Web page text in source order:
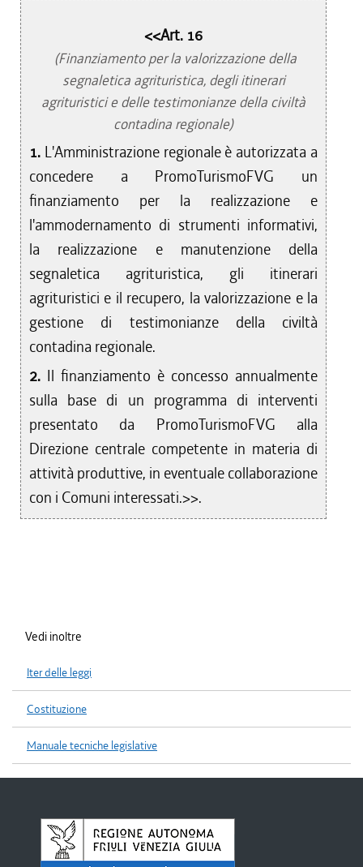
<<Art. 16
(Finanziamento per la valorizzazione della
segnaletica agrituristica, degli itinerari
agrituristici e delle testimonianze della civiltà
contadina regionale)
1. L'Amministrazione regionale è autorizzata a
concedere a PromoTurismoFVG un
finanziamento per la realizzazione e
l'ammodernamento di strumenti informativi,
la realizzazione e manutenzione della
segnaletica agrituristica, gli itinerari
agrituristici e il recupero, la valorizzazione e la
gestione di testimonianze della civiltà
contadina regionale.
2. Il finanziamento è concesso annualmente
sulla base di un programma di interventi
presentato da PromoTurismoFVG alla
Direzione centrale competente in materia di
attività produttive, in eventuale collaborazione
con i Comuni interessati.>>.
Vedi inoltre
Iter delle leggi
Costituzione
Manuale tecniche legislative